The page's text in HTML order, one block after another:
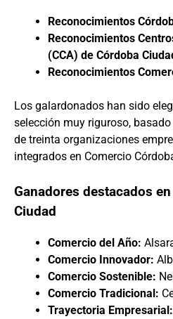
Reconocimientos
Reconocimientos
(CCA) de Córdoba
Reconocimientos
Los galardonados han sido
selección muy riguroso,
de treinta organizaciones
integrados en Comercio
Ganadores destacados
Ciudad
Comercio del Año:
Comercio Innovador:
Comercio Sostenible:
Comercio Tradicional:
Trayectoria Empresarial: